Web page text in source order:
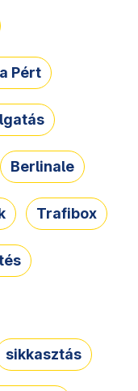
Pért
Berlinale
Trafibox
sikkasztás